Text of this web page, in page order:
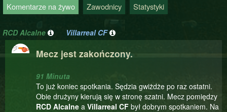
Komentarze na żywo Zawodnicy Statystyki
RCD Alcalne Villarreal CF
Mecz jest zakończony.
91 Minuta
To już koniec spotkania. Sędzia gwiżdże po raz ostatni.
Obie drużyny kierują się w stronę szatni. Mecz pomiędzy
RCD Alcalne a Villarreal CF był dobrym spotkaniem. Na